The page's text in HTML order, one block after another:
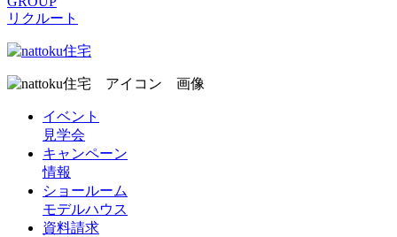
リクルート
イベント
見学会
キャンペーン
情報
ショールーム
モデルハウス
資料請求